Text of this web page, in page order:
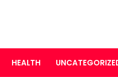
HEALTH